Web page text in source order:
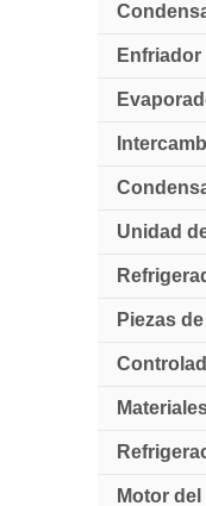
Unidad
Piezas
Motor